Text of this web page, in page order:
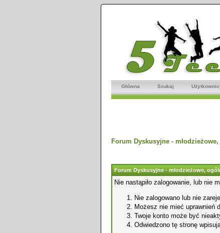
Główna Szukaj
Forum Dyskusyjne -
Forum Dyskusyjne - młodzieżowe,
Nie nastąpiło zalogowanie, lub nie
Nie zalogowano lub nie
Możesz nie mieć uprawnień
Twoje konto może być
Odwiedzono tę stronę